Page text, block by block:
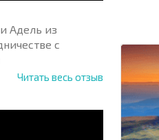
Адель из
с
Читать весь отзыв
States
+1
* Поля